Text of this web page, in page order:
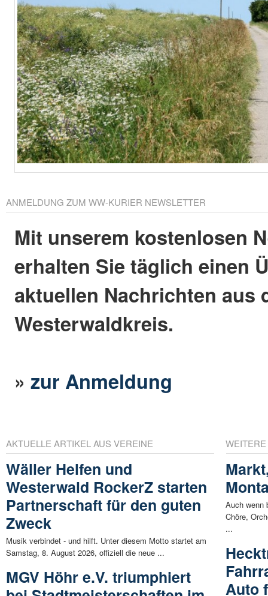
ANMELDUNG ZUM WW-KURIER NEWSLETTER
Mit unserem kostenlosen
erhalten Sie täglich einen
aktuellen Nachrichten aus
Westerwaldkreis.
»zur Anmeldung
AKTUELLE ARTIKEL AUS VEREINE
Wäller Helfen und
Westerwald RockerZ starten
Partnerschaft für den guten
Zweck
Musik verbindet - und hilft. Unter diesem Motto startet am
Samstag, 8. August 2026, offiziell die neue ...
MGV Höhr e.V. triumphiert
Auch wenn
Chöre,
...
Auto